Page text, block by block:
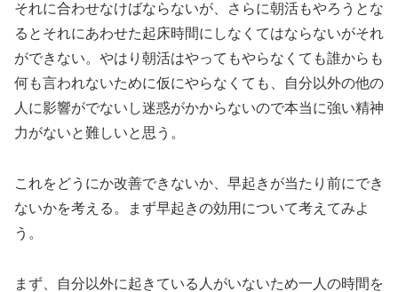
それに合わせなけばならないが、さらに朝活もやろうとな
るとそれにあわせた起床時間にしなくてはならないがそれ
ができない。やはり朝活はやってもやらなくても誰からも
何も言われないために仮にやらなくても、自分以外の他の
人に影響がでないし迷惑がかからないので本当に強い精神
力がないと難しいと思う。
これをどうにか改善できないか、早起きが当たり前にでき
ないかを考える。まず早起きの効用について考えてみよ
う。
まず、自分以外に起きている人がいないため一人の時間を